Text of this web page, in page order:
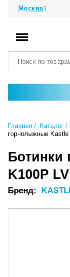
Москва
Главная Каталог
горнолыжные Kastle
Ботинки
K100P
Бренд: